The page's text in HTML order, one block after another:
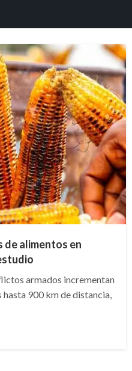
alimentos en
armados incrementan
900 km de distancia,